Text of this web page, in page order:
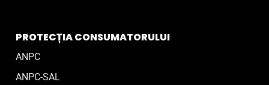
PROTECȚIA CONSUMATORULUI
ANPC
ANPC-SAL